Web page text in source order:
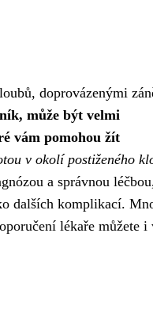
doprovázenými
může být velmi
vám pomohou žít
v okolí postiženého
a správnou
dalších komplikací.
lékaře můžete i